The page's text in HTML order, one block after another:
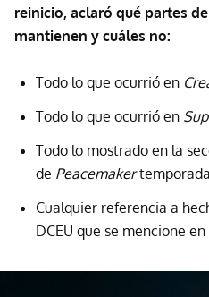
reinicio, aclaró qué partes
mantienen y cuáles no:
Todo lo que ocurrió en
Todo lo que ocurrió en
Todo lo mostrado en la
de Peacemaker
Cualquier referencia a
DCEU que se mencione